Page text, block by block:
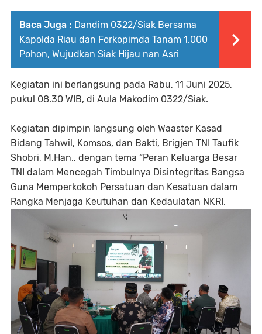
Baca Juga : Dandim 0322/Siak Bersama
Kapolda Riau dan Forkopimda Tanam 1.000
Pohon, Wujudkan Siak Hijau nan Asri
Kegiatan ini berlangsung pada Rabu, 11 Juni 2025,
pukul 08.30 WIB, di Aula Makodim 0322/Siak.
Kegiatan dipimpin langsung oleh Waaster Kasad
Bidang Tahwil, Komsos, dan Bakti, Brigjen TNI Taufik
Shobri, M.Han., dengan tema “Peran Keluarga Besar
TNI dalam Mencegah Timbulnya Disintegritas Bangsa
Guna Memperkokoh Persatuan dan Kesatuan dalam
Rangka Menjaga Keutuhan dan Kedaulatan NKRI.